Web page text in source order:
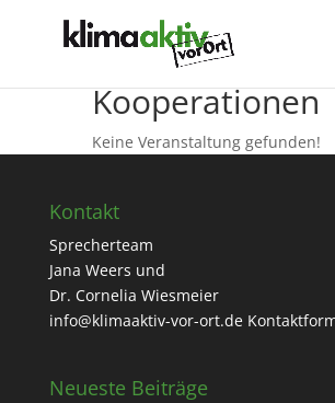
Kooperationen
Keine Veranstaltung gefunden!
Kontakt
Sprecherteam
Jana Weers und
Dr. Cornelia Wiesmeier
info@klimaaktiv-vor-ort.de
Neueste Beiträge